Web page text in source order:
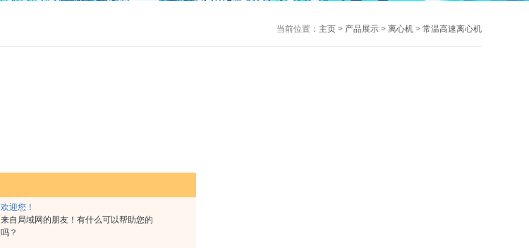
欢迎您！
来自局域网的朋友！有什么可以帮助您的
吗？
当前位置： 主页> 产品展示> 离心机> 常温高速离心机